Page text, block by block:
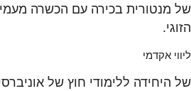
של מנטורית בכירה עם הכשרה
הזוגי.
ליווי אקדמי
של היחידה ללימודי חוץ של